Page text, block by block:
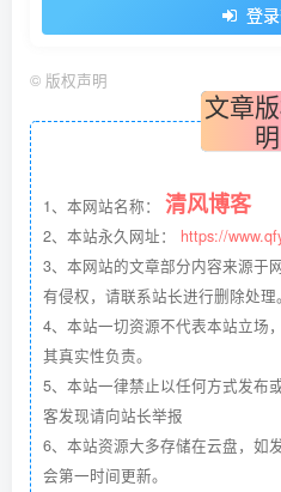
登
© 版权声明
文章
明
1、本网站名称： 清风博客
2、本站永久网址： https://
3、本网站的文章部分内容来源于
有侵权，请联系站长进行删除处理
4、本站一切资源不代表本站立场
其真实性负责。
5、本站一律禁止以任何方式发布
客发现请向站长举报
6、本站资源大多存储在云盘，如
会第一时间更新。